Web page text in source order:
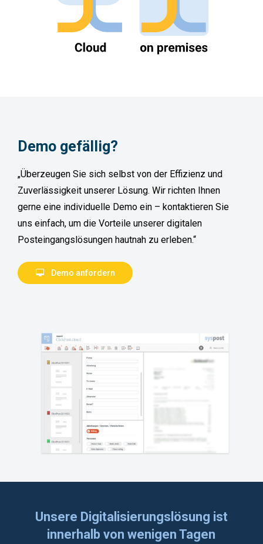
Demo gefällig?
„Überzeugen Sie sich selbst von der Effizienz und
Zuverlässigkeit unserer Lösung. Wir richten Ihnen
gerne eine individuelle Demo ein – kontaktieren Sie
uns einfach, um die Vorteile unserer digitalen
Posteingangslösungen hautnah zu erleben.“
Demo anfordern
Unsere Digitalisierungslösung ist
innerhalb von wenigen Tagen